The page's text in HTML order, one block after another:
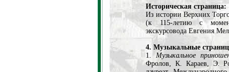
Историческая страница:
Из истории Верхних
(к 115-летию с
экскурсовода Евгения
4. Музыкальные
1.Музыкальное
Фролов, К. Караев, Э.